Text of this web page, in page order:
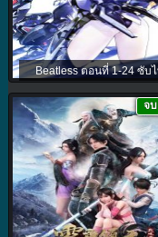
Beatless ตอนที่ 1-24 ซับ
จ